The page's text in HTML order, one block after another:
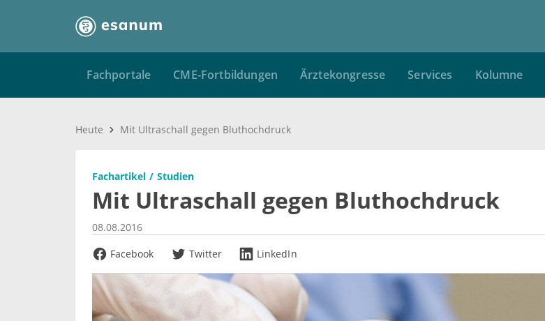
Fachportale CME-Fortbildungen Ärztekongresse Services Kolumne
Heute Mit Ultraschall gegen Bluthochdruck
Fachartikel Studien
Mit Ultraschall gegen Bluthochdruck
08.08.2016
Facebook
Twitter LinkedIn